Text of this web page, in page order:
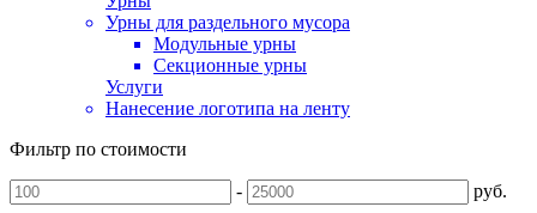
Урны для раздельного мусора
Модульные урны
Секционные урны
Услуги
Нанесение логотипа на ленту
Фильтр по стоимости
- руб.